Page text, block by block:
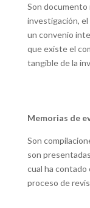
Son
investigación, el
un convenio
que existe el
tangible de la
Memorias de
Son
son
cual ha contado
proceso de